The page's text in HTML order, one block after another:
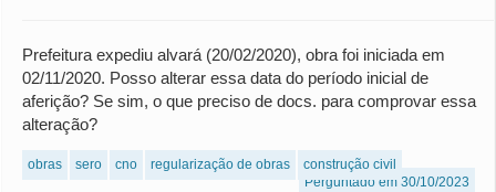
Prefeitura expediu alvará (20/02/2020), obra foi iniciada em
02/11/2020. Posso alterar essa data do período inicial de
aferição? Se sim, o que preciso de docs. para comprovar essa
alteração?
obras sero cno regularização de obras
construção civil
Perguntado em 30/10/2023